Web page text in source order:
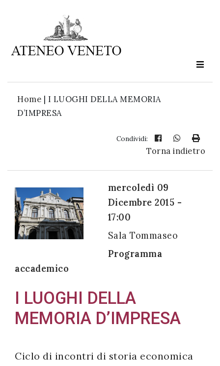
Home | I LUOGHI DELLA MEMORIA
D’IMPRESA
Condividi:
Torna indietro
mercoledì 09
Dicembre 2015 -
17:00
Sala Tommaseo
Programma
accademico
I LUOGHI DELLA
MEMORIA D’IMPRESA
Ciclo di incontri di storia economica
Ateneo
è
cultura
all'uso dei
miei dati
personali in
decreto